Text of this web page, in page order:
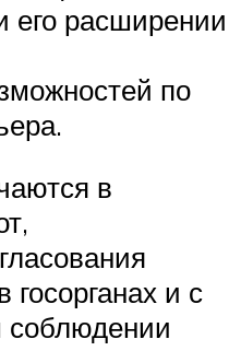
его расширении
по
в
госорганах и с
соблюдении